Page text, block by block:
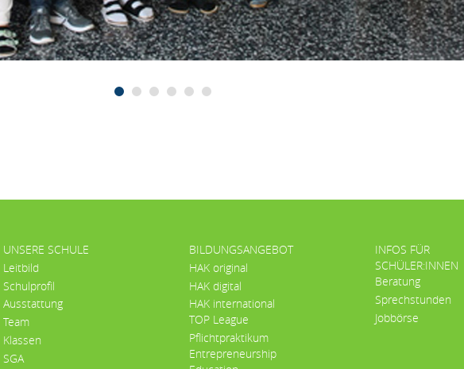
UNSERE SCHULE
Leitbild
Schulprofil
Ausstattung
Team
Klassen
SGA
BILDUNGSANGEBOT
HAK original
HAK digital
HAK international
TOP League
Pflichtpraktikum
Entrepreneurship
INFOS FÜR
SCHÜLER:INNEN
Beratung
Sprechstunden
Jobbörse